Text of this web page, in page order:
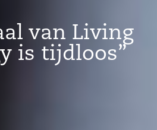
van Living
is tijdloos”